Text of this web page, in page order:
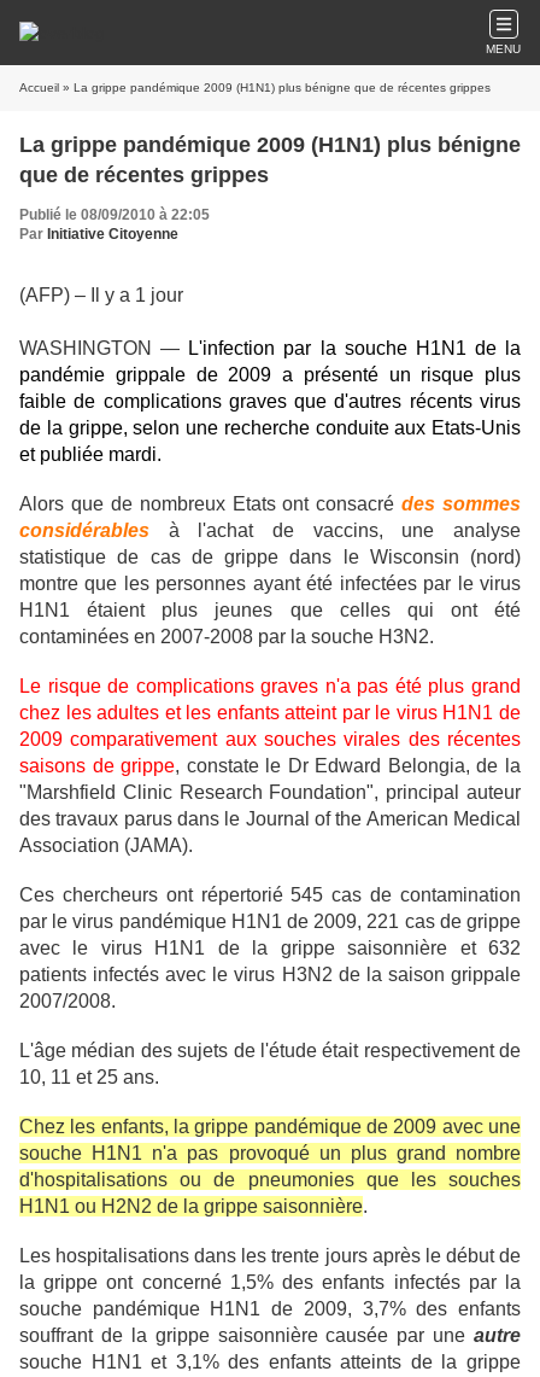
MENU
Accueil » La grippe pandémique 2009 (H1N1) plus bénigne que de récentes grippes
La grippe pandémique 2009 (H1N1) plus bénigne
que de récentes grippes
Publié le 08/09/2010 à 22:05
Par Initiative Citoyenne
(AFP) – Il y a 1 jour
WASHINGTON — L'infection par la souche H1N1 de la
pandémie grippale de 2009 a présenté un risque plus
faible de complications graves que d'autres récents virus
de la grippe, selon une recherche conduite aux Etats-Unis
et publiée mardi.
Alors que de nombreux Etats ont consacrédes sommes
considérables à l'achat de vaccins, une analyse
statistique de cas de grippe dans le Wisconsin (nord)
montre que les personnes ayant été infectées par le virus
H1N1 étaient plus jeunes que celles qui ont été
contaminées en 2007-2008 par la souche H3N2.
Le risque de complications graves n'a pas été plus grand
chez les adultes et les enfants atteint par le virus H1N1 de
2009 comparativement aux souches virales des récentes
saisons de grippe, constate le Dr Edward Belongia, de la
"Marshfield Clinic Research Foundation", principal auteur
des travaux parus dans le Journal of the American Medical
Association (JAMA).
Ces chercheurs ont répertorié 545 cas de contamination
par le virus pandémique H1N1 de 2009, 221 cas de grippe
avec le virus H1N1 de la grippe saisonnière et 632
patients infectés avec le virus H3N2 de la saison grippale
2007/2008.
L'âge médian des sujets de l'étude était respectivement de
10, 11 et 25 ans.
Chez les enfants, la grippe pandémique de 2009 avec une
souche H1N1 n'a pas provoqué un plus grand nombre
d'hospitalisations ou de pneumonies que les souches
H1N1 ou H2N2 de la grippe saisonnière.
Les hospitalisations dans les trente jours après le début de
la grippe ont concerné 1,5% des enfants infectés par la
souche pandémique H1N1 de 2009, 3,7% des enfants
souffrant de la grippe saisonnière causée par une autre
souche H1N1 et 3,1% des enfants atteints de la grippe